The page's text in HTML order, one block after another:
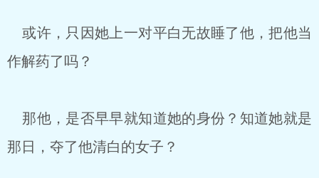
或许，只因她上一对平白无故睡了他，把他当
作解药了吗？
那他，是否早早就知道她的身份？知道她就是
那日，夺了他清白的女子？